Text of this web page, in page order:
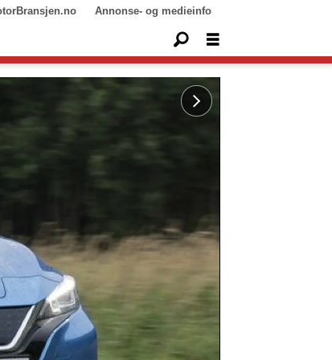
Annonse- og medieinfo